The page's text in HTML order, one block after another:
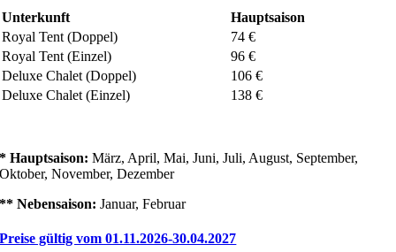
Unterkunft
Hauptsaison
Royal Tent (Doppel)
74 €
Royal Tent (Einzel)
96 €
Deluxe Chalet (Doppel)
106 €
Deluxe Chalet (Einzel)
138 €
* Hauptsaison: März, April, Mai, Juni, Juli, August, September,
Oktober, November, Dezember
** Nebensaison: Januar, Februar
Preise gültig vom 01.11.2026-30.04.2027